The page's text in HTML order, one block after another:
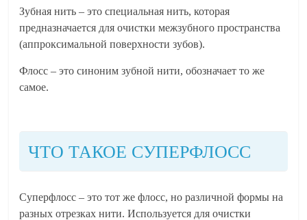
Зубная нить – это специальная нить, которая
предназначается для очистки межзубного пространства
(аппроксимальной поверхности зубов).
Флосс – это синоним зубной нити, обозначает то же
самое.
ЧТО ТАКОЕ СУПЕРФЛОСС
Суперфлосс – это тот же флосс, но различной формы на
разных отрезках нити. Используется для очистки